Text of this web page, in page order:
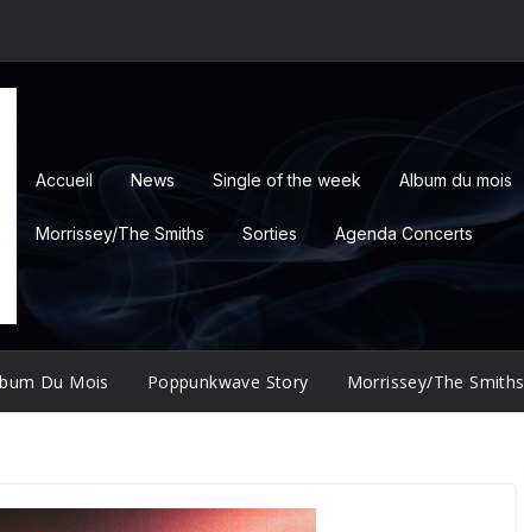
Accueil News Single of the week Album du mois
Morrissey/The Smiths Sorties Agenda Concerts
Du Mois Poppunkwave Story Morrissey/The Smiths